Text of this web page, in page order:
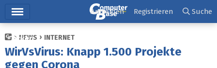
Ticker
Tests
Anmelden Registrieren Suche
NEWS INTERNET
WirVsVirus: Knapp 1.500 Projekte
gegen Corona